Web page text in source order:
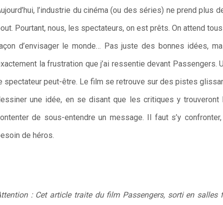
l’industrie du cinéma (ou des séries) ne prend plus
Pourtant, nous, les spectateurs, on est prêts. On attend
d’envisager le monde… Pas juste des bonnes idées,
la frustration que j’ai ressentie devant
spectateur peut-être. Le film se retrouve sur des pistes
une idée, en se disant que les critiques y
de sous-entendre un message. Il faut s’y
de héros.
: Cet article traite du film Passengers, sorti en